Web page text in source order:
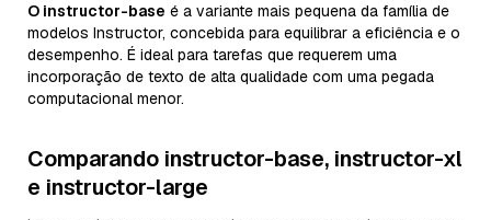
O instructor-base é a variante mais pequena da família de
modelos Instructor, concebida para equilibrar a eficiência e o
desempenho. É ideal para tarefas que requerem uma
incorporação de texto de alta qualidade com uma pegada
computacional menor.
Comparando instructor-base, instructor-xl
e instructor-large